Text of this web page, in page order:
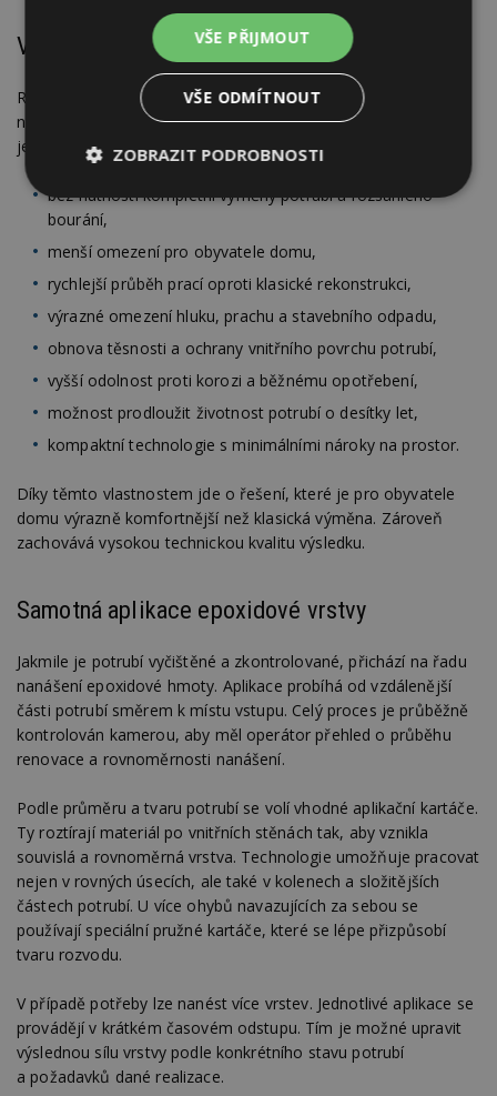
Výhody renovace stoupaček bez bourání
Renovace je zajímavá zejména pro bytové domy, SVJ, správce
nemovitostí, firmy i provozovatele komerčních objektů. Mezi
její hlavní výhody patří
bez nutnosti kompletní výměny potrubí a rozsáhlého
bourání,
menší omezení pro obyvatele domu,
rychlejší průběh prací oproti klasické rekonstrukci,
výrazné omezení hluku, prachu a stavebního odpadu,
obnova těsnosti a ochrany vnitřního povrchu potrubí,
vyšší odolnost proti korozi a běžnému opotřebení,
možnost prodloužit životnost potrubí o desítky let,
kompaktní technologie s minimálními nároky na prostor.
Díky těmto vlastnostem jde o řešení, které je pro obyvatele
domu výrazně komfortnější než klasická výměna. Zároveň
zachovává vysokou technickou kvalitu výsledku.
Samotná aplikace epoxidové vrstvy
Jakmile je potrubí vyčištěné a zkontrolované, přichází na řadu
nanášení epoxidové hmoty. Aplikace probíhá od vzdálenější
části potrubí směrem k místu vstupu. Celý proces je průběžně
kontrolován kamerou, aby měl operátor přehled o průběhu
renovace a rovnoměrnosti nanášení.
Podle průměru a tvaru potrubí se volí vhodné aplikační kartáče.
Ty roztírají materiál po vnitřních stěnách tak, aby vznikla
souvislá a rovnoměrná vrstva. Technologie umožňuje pracovat
nejen v rovných úsecích, ale také v kolenech a složitějších
částech potrubí. U více ohybů navazujících za sebou se
používají speciální pružné kartáče, které se lépe přizpůsobí
tvaru rozvodu.
V případě potřeby lze nanést více vrstev. Jednotlivé aplikace se
provádějí v krátkém časovém odstupu. Tím je možné upravit
výslednou sílu vrstvy podle konkrétního stavu potrubí
a požadavků dané realizace.
VŠE PŘIJMOUT
VŠE ODMÍTNOUT
ZOBRAZIT PODROBNOSTI
Nezbytně
Výkonové
Soubory
Funkční soubory
Nezařazené
soubory
Nezbytně nutné soubory
Výkonové soubory
Soubory cílení
Nezařazené soubory
Nezbytně nutné soubory cookie umožňují základní
funkce webových stránek, jako je přihlášení
nezbytně nutných souborů cookie správně
používat.
Název
/
Doména
Vyprší
_hjIncludedInPageviewSample
sekund